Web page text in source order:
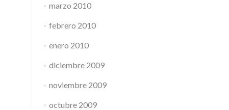
marzo 2010
febrero 2010
enero 2010
diciembre 2009
noviembre 2009
octubre 2009